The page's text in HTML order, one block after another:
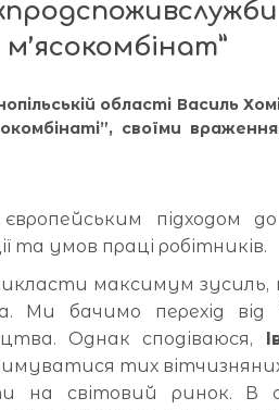
області Василь
своїми
підходом
та умов праці робітників.
максимум
Ми бачимо перехід від
Однак сподіваюся,
тих
на світовий ринок. В